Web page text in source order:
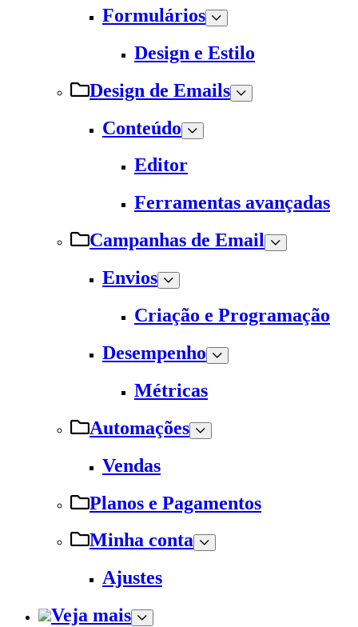
Formulários
Design e Estilo
Design de Emails
Conteúdo
Editor
Ferramentas avançadas
Campanhas de Email
Envios
Criação e Programação
Desempenho
Métricas
Automações
Vendas
Planos e Pagamentos
Minha conta
Ajustes
Veja mais